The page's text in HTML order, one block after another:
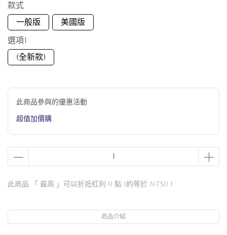
款式
一般版
美國版
選項1
(全新款)
此商品參與的優惠活動
超值加價購
此商品 「 最高 」可以折抵紅利 0 點 (約等於 NT$0 )
商品介紹